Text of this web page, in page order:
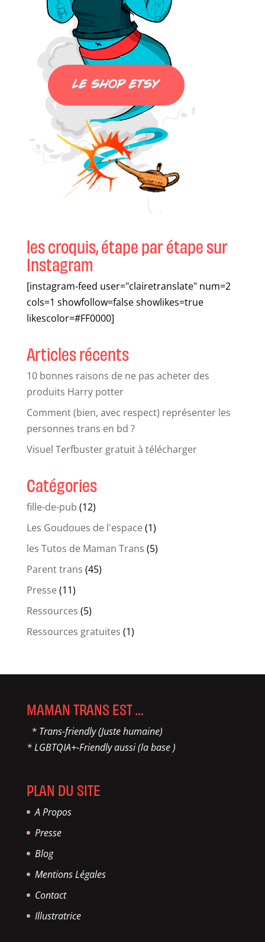
les croquis, étape par étape sur
Instagram
[instagram-feed user="clairetranslate" num=2
cols=1 showfollow=false showlikes=true
likescolor=#FF0000]
Articles récents
10 bonnes raisons de ne pas acheter des
produits Harry potter
Comment (bien, avec respect) représenter les
personnes trans en bd ?
Visuel Terfbuster gratuit à télécharger
Catégories
fille-de-pub (12)
Les Goudoues de l'espace(1)
les Tutos de Maman Trans (5)
Parent trans (45)
Presse(11)
Ressources (5)
Ressources gratuites (1)
MAMAN TRANS EST …
* Trans-friendly (Juste humaine)
* LGBTQIA+-Friendly aussi (la base )
PLAN DU SITE
A Propos
Presse
Blog
Mentions Légales
Contact
Illustratrice